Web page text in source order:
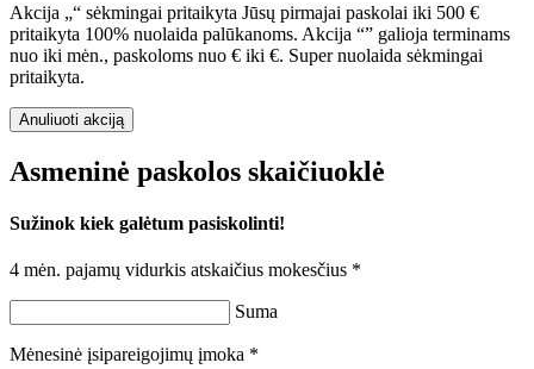
Akcija „“ sėkmingai pritaikyta Jūsų pirmajai paskolai iki 500 €
pritaikyta 100% nuolaida palūkanoms. Akcija “” galioja terminams
nuo iki mėn., paskoloms nuo € iki €. Super nuolaida sėkmingai
pritaikyta.
Anuliuoti akciją
Asmeninė paskolos skaičiuoklė
Sužinok kiek galėtum pasiskolinti!
4 mėn. pajamų vidurkis atskaičius mokesčius *
Suma
Mėnesinė įsipareigojimų įmoka *